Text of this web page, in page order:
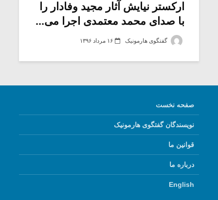
ارکستر نیایش آثار مجید وفادار را
با صدای محمد معتمدی اجرا می...
گفتگوی هارمونیک ۱۶ مرداد ۱۳۹۶
صفحه نخست
نویسندگان گفتگوی هارمونیک
قوانین ما
درباره ما
English